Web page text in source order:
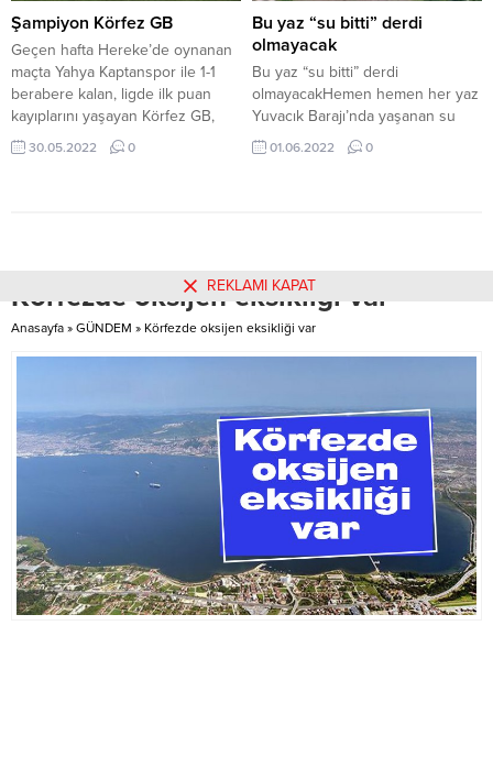
Başkanı Yunus Emre...
yapılan kongre sonrası Kulüp
Başkanlığı koltuğuna oturan
Dilovası...
Şampiyon Körfez GB
Geçen hafta Hereke’de oynanan
maçta Yahya Kaptanspor ile 1-1
berabere kalan, ligde ilk puan
kayıplarını yaşayan Körfez GB,
şampiyonluk kutlamalarını bu
haftaya bırakmıştı. Kırmızı-Beyazlı
30.05.2022 0
Bu yaz “su bitti” derdi
olmayacak
Bu yaz “su bitti” derdi
olmayacakHemen hemen her yaz
Yuvacık Barajı’nda yaşanan su
sıkıntısı bu yaz olmayacak.
Yuvacık Barajı ağzına kadar dolu
01.06.2022 0
Körfezde oksijen eksikliği var
Anasayfa » GÜNDEM » Körfezde oksijen eksikliği var
REKLAMI KAPAT